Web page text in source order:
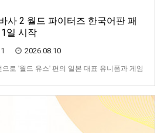
사 2 월드 파이터즈 한국어판 패
일 시작
1 2026.08.10
로 '월드 유스' 편의 일본 대표 유니폼과 게임
용 패키지 선주문 판매를 8월 11일 (화)